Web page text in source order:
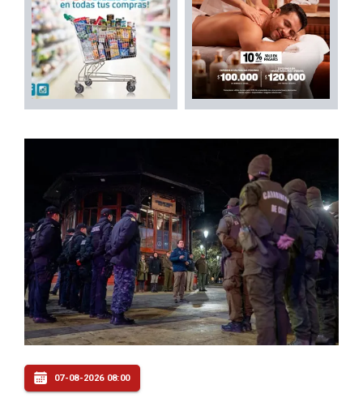
07-08-2026 08:00